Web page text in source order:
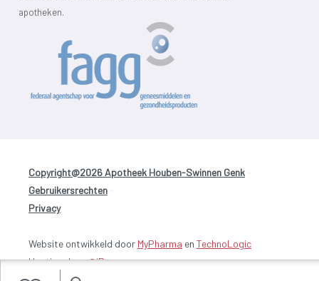
apotheken.
Copyright@2026 Apotheek Houben-Swinnen Genk
Gebruikersrechten
Privacy
Website ontwikkeld door MyPharma en TechnoLogic
Hosting door @iPower